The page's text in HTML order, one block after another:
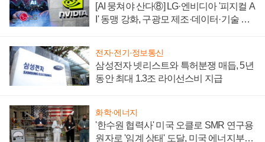
[AI 뭉쳐야 산다⑧] LG·엔비디아 '피지컬 A
I' 동맹 강화, 구광모 제조·데이터·기술 결
전자·전기·정보통신
삼성전자 넷리스트와 특허분쟁 매듭, 5년
동안 최대 1.3조 라이선스비 지급
화학·에너지
'한수원 협력사' 미국 오클로 SMR 연구용
원자로 '임계 상태' 도달, 미국 에너지부